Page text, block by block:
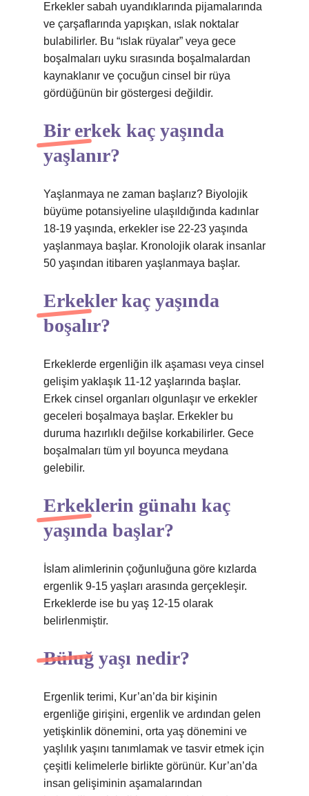
Erkekler sabah uyandıklarında pijamalarında
ve çarşaflarında yapışkan, ıslak noktalar
bulabilirler. Bu “ıslak rüyalar” veya gece
boşalmaları uyku sırasında boşalmalardan
kaynaklanır ve çocuğun cinsel bir rüya
gördüğünün bir göstergesi değildir.
Bir erkek kaç yaşında
yaşlanır?
Yaşlanmaya ne zaman başlarız? Biyolojik
büyüme potansiyeline ulaşıldığında kadınlar
18-19 yaşında, erkekler ise 22-23 yaşında
yaşlanmaya başlar. Kronolojik olarak insanlar
50 yaşından itibaren yaşlanmaya başlar.
Erkekler kaç yaşında
boşalır?
Erkeklerde ergenliğin ilk aşaması veya cinsel
gelişim yaklaşık 11-12 yaşlarında başlar.
Erkek cinsel organları olgunlaşır ve erkekler
geceleri boşalmaya başlar. Erkekler bu
duruma hazırlıklı değilse korkabilirler. Gece
boşalmaları tüm yıl boyunca meydana
gelebilir.
Erkeklerin günahı kaç
yaşında başlar?
İslam alimlerinin çoğunluğuna göre kızlarda
ergenlik 9-15 yaşları arasında gerçekleşir.
Erkeklerde ise bu yaş 12-15 olarak
belirlenmiştir.
Büluğ yaşı nedir?
Ergenlik terimi, Kur’an’da bir kişinin
ergenliğe girişini, ergenlik ve ardından gelen
yetişkinlik dönemini, orta yaş dönemini ve
yaşlılık yaşını tanımlamak ve tasvir etmek için
çeşitli kelimelerle birlikte görünür. Kur’an’da
insan gelişiminin aşamalarından